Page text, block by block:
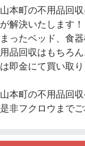
本町の不用品回
解決いたします！
ったベッド、食
品回収はもちろん
即金にて買い取
本町の不用品回
非フクロウまでご